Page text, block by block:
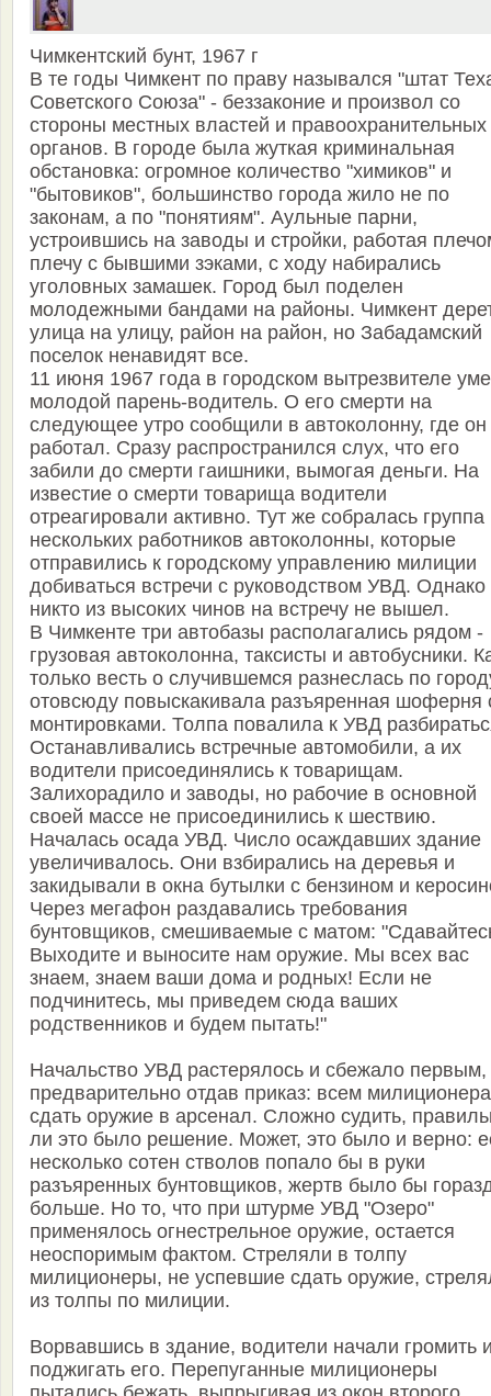
Чимкентский бунт, 1967 г
В те годы Чимкент по праву назывался "штат
Советского Союза" - беззаконие и произвол со
стороны местных властей и правоохранительных
органов. В городе была жуткая криминальная
обстановка: огромное количество "химиков" и
"бытовиков", большинство города жило не по
законам, а по "понятиям". Аульные парни,
устроившись на заводы и стройки, работая
плечу с бывшими зэками, с ходу набирались
уголовных замашек. Город был поделен
молодежными бандами на районы. Чимкент
улица на улицу, район на район, но Забадамский
поселок ненавидят все.
11 июня 1967 года в городском вытрезвителе
молодой парень-водитель. О его смерти на
следующее утро сообщили в автоколонну, где он
работал. Сразу распространился слух, что его
забили до смерти гаишники, вымогая деньги. На
известие о смерти товарища водители
отреагировали активно. Тут же собралась группа
нескольких работников автоколонны, которые
отправились к городскому управлению милиции
добиваться встречи с руководством УВД. Однако
никто из высоких чинов на встречу не вышел.
В Чимкенте три автобазы располагались рядом -
грузовая автоколонна, таксисты и автобусники.
только весть о случившемся разнеслась по
отовсюду повыскакивала разъяренная шоферня
монтировками. Толпа повалила к УВД
Останавливались встречные автомобили, а их
водители присоединялись к товарищам.
Залихорадило и заводы, но рабочие в основной
своей массе не присоединились к шествию.
Началась осада УВД. Число осаждавших здание
увеличивалось. Они взбирались на деревья и
закидывали в окна бутылки с бензином и
Через мегафон раздавались требования
бунтовщиков, смешиваемые с матом:
Выходите и выносите нам оружие. Мы всех вас
знаем, знаем ваши дома и родных! Если не
подчинитесь, мы приведем сюда ваших
родственников и будем пытать!"
Начальство УВД растерялось и сбежало первым,
предварительно отдав приказ: всем
сдать оружие в арсенал. Сложно судить,
ли это было решение. Может, это было и верно:
несколько сотен стволов попало бы в руки
разъяренных бунтовщиков, жертв было бы
больше. Но то, что при штурме УВД "Озеро"
применялось огнестрельное оружие, остается
неоспоримым фактом. Стреляли в толпу
милиционеры, не успевшие сдать оружие,
из толпы по милиции.
Ворвавшись в здание, водители начали громить
поджигать его. Перепуганные милиционеры